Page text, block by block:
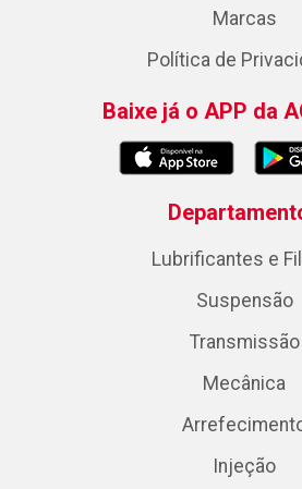
Marcas
Política de
Baixe já o APP da
Lubrificantes e
Suspensão
Transmissão
Mecânica
Injeção